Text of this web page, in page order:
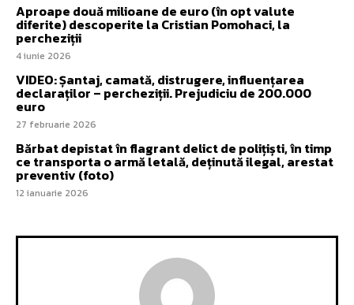
Aproape două milioane de euro (în opt valute
diferite) descoperite la Cristian Pomohaci, la
percheziții
4 iunie 2026
VIDEO: Șantaj, camată, distrugere, influențarea
declaraților – percheziții. Prejudiciu de 200.000
euro
27 februarie 2026
Bărbat depistat în flagrant delict de polițiști, în timp
ce transporta o armă letală, deținută ilegal, arestat
preventiv (foto)
12 ianuarie 2026